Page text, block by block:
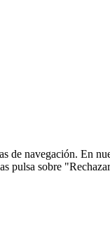
de navegación. En
pulsa sobre